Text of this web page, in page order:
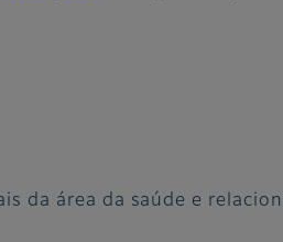
da área da saúde e